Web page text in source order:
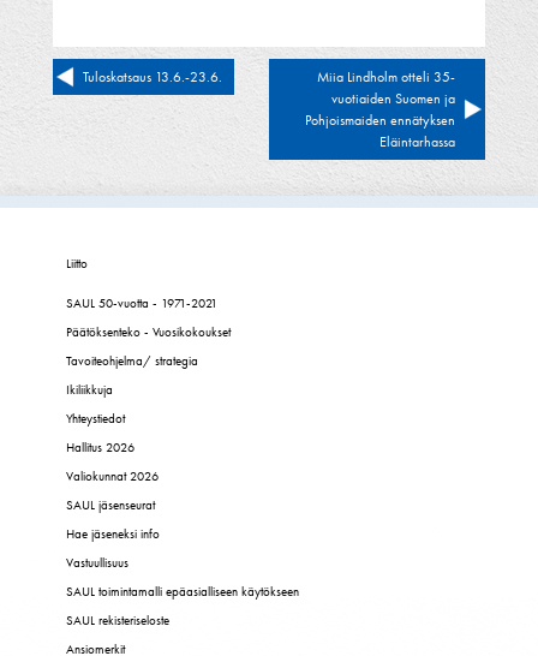
Artikkelien
Tuloskatsaus 13.6.-23.6.
Miia Lindholm otteli 35-
vuotiaiden Suomen ja
Pohjoismaiden ennätyksen
Eläintarhassa
Liitto
SAUL 50-vuotta - 1971-2021
Päätöksenteko - Vuosikokoukset
Tavoiteohjelma/ strategia
Ikiliikkuja
Yhteystiedot
Hallitus 2026
Valiokunnat 2026
SAUL jäsenseurat
Hae jäseneksi info
Vastuullisuus
SAUL toimintamalli epäasialliseen käytökseen
SAUL rekisteriseloste
Ansiomerkit